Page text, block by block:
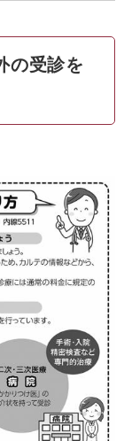
の受診を